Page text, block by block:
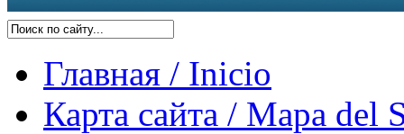
Главная / Inicio
Карта сайта / Mapa del